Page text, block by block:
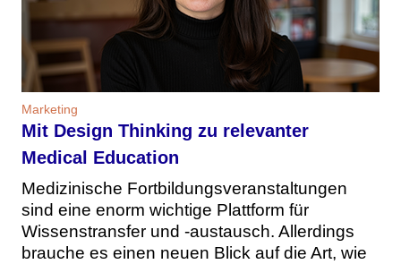
Marketing
Mit Design Thinking zu relevanter
Medical Education
Medizinische Fortbildungsveranstaltungen
sind eine enorm wichtige Plattform für
Wissenstransfer und -austausch. Allerdings
brauche es einen neuen Blick auf die Art, wie